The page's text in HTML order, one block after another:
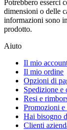
Potrebbero esserci
dimensioni o delle
informazioni sono
prodotto.
Aiuto
Il mio
Il mio ordine
Opzioni di
Spedizione e
Resi e
Promozioni
Hai bisogno
Clienti